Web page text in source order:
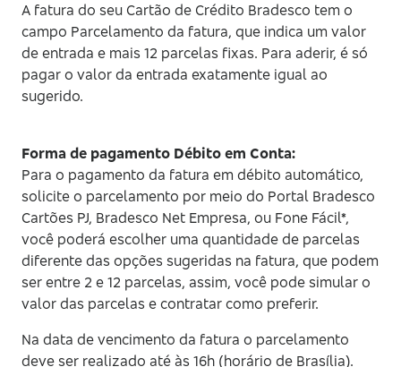
Limite do cartão
de crédito
Senha do cartão
de crédito
A fatura do seu Cartão de Crédito Bradesco tem o
campo Parcelamento da fatura, que indica um valor
de entrada e mais 12 parcelas fixas. Para aderir, é só
pagar o valor da entrada exatamente igual ao
sugerido.
Forma de pagamento Débito em Conta:
Para o pagamento da fatura em débito automático,
solicite o parcelamento por meio do Portal Bradesco
Cartões PJ, Bradesco Net Empresa, ou Fone Fácil*,
você poderá escolher uma quantidade de parcelas
diferente das opções sugeridas na fatura, que podem
ser entre 2 e 12 parcelas, assim, você pode simular o
valor das parcelas e contratar como preferir.
Na data de vencimento da fatura o parcelamento
deve ser realizado até às 16h (horário de Brasília).